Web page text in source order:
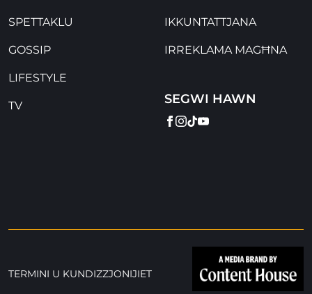
SPETTAKLU
GOSSIP
LIFESTYLE
TV
IKKUNTATTJANA
IRREKLAMA MAGĦNA
SEGWI HAWN
FACEBOOK
INSTAGRAM
TIKTOK
YOUTUBE
TERMINI U KUNDIZZJONIJIET